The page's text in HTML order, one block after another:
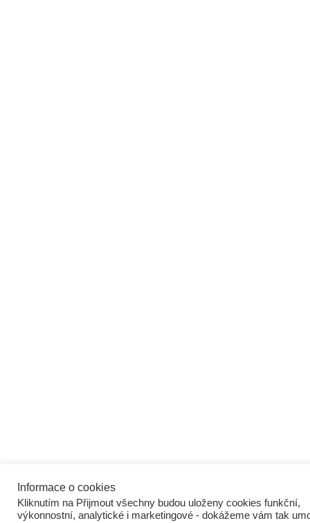
Informace o cookies
Kliknutím na Přijmout všechny budou uloženy cookies funkční,
výkonnostní, analytické i marketingové - dokážeme vám tak